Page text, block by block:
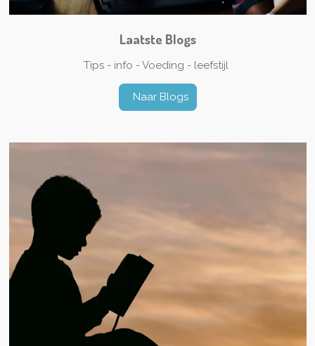
Laatste Blogs
Tips - info - Voeding - leefstijl
Naar Blogs